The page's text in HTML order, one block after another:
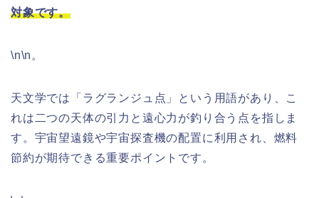
対象です。
\n\n。
天文学では「ラグランジュ点」という用語があり、こ
れは二つの天体の引力と遠心力が釣り合う点を指しま
す。宇宙望遠鏡や宇宙探査機の配置に利用され、燃料
節約が期待できる重要ポイントです。